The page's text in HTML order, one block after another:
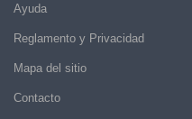
Ayuda
Reglamento y Privacidad
Mapa del sitio
Contacto